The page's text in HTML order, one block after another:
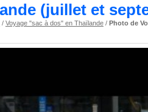
(juillet et
/ Voyage "sac à dos" en Thaïlande/ Photo de